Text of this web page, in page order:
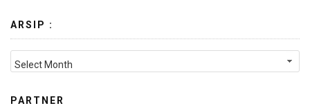
ARSIP :
PARTNER